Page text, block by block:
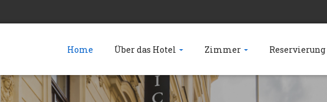
Home Über das Hotel Zimmer Reservierung